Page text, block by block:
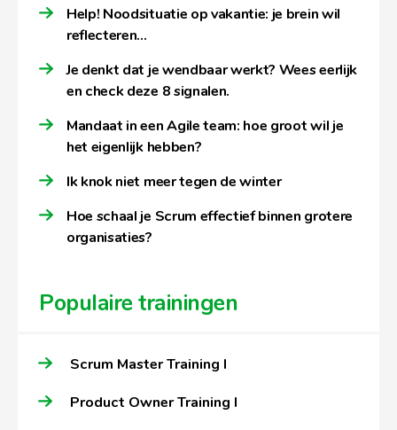
Help! Noodsituatie op vakantie: je brein wil
reflecteren…
Je denkt dat je wendbaar werkt? Wees eerlijk
en check deze 8 signalen.
Mandaat in een Agile team: hoe groot wil je
het eigenlijk hebben?
Ik knok niet meer tegen de winter
Hoe schaal je Scrum effectief binnen grotere
organisaties?
Populaire trainingen
Scrum Master Training I
Product Owner Training I